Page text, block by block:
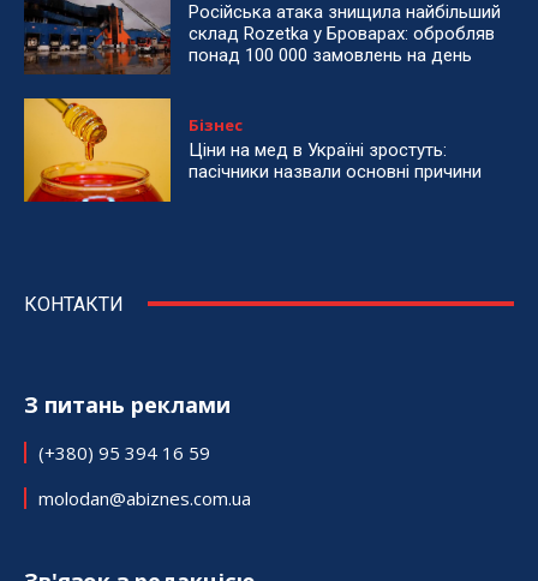
Російська атака знищила найбільший
склад Rozetka у Броварах: обробляв
понад 100 000 замовлень на день
Бізнес
Ціни на мед в Україні зростуть:
пасічники назвали основні причини
КОНТАКТИ
З питань реклами
(+380) 95 394 16 59
molodan@abiznes.com.ua